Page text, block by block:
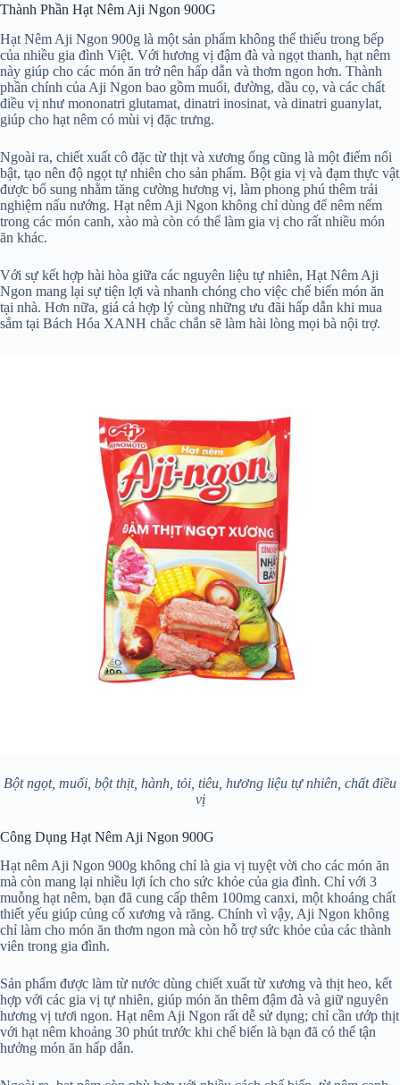
Thành Phần Hạt Nêm Aji Ngon 900G
Hạt Nêm Aji Ngon 900g là một sản phẩm không thể thiếu trong bếp
của nhiều gia đình Việt. Với hương vị đậm đà và ngọt thanh, hạt nêm
này giúp cho các món ăn trở nên hấp dẫn và thơm ngon hơn. Thành
phần chính của Aji Ngon bao gồm muối, đường, dầu cọ, và các chất
điều vị như mononatri glutamat, dinatri inosinat, và dinatri guanylat,
giúp cho hạt nêm có mùi vị đặc trưng.
Ngoài ra, chiết xuất cô đặc từ thịt và xương ống cũng là một điểm nổi
bật, tạo nên độ ngọt tự nhiên cho sản phẩm. Bột gia vị và đạm thực vật
được bổ sung nhằm tăng cường hương vị, làm phong phú thêm trải
nghiệm nấu nướng. Hạt nêm Aji Ngon không chỉ dùng để nêm nếm
trong các món canh, xào mà còn có thể làm gia vị cho rất nhiều món
ăn khác.
Với sự kết hợp hài hòa giữa các nguyên liệu tự nhiên, Hạt Nêm Aji
Ngon mang lại sự tiện lợi và nhanh chóng cho việc chế biến món ăn
tại nhà. Hơn nữa, giá cả hợp lý cùng những ưu đãi hấp dẫn khi mua
sắm tại Bách Hóa XANH chắc chắn sẽ làm hài lòng mọi bà nội trợ.
Bột ngọt, muối, bột thịt, hành, tỏi, tiêu, hương liệu tự nhiên, chất điều
vị
Công Dụng Hạt Nêm Aji Ngon 900G
Hạt nêm Aji Ngon 900g không chỉ là gia vị tuyệt vời cho các món ăn
mà còn mang lại nhiều lợi ích cho sức khỏe của gia đình. Chỉ với 3
muỗng hạt nêm, bạn đã cung cấp thêm 100mg canxi, một khoáng chất
thiết yếu giúp củng cố xương và răng. Chính vì vậy, Aji Ngon không
chỉ làm cho món ăn thơm ngon mà còn hỗ trợ sức khỏe của các thành
viên trong gia đình.
Sản phẩm được làm từ nước dùng chiết xuất từ xương và thịt heo, kết
hợp với các gia vị tự nhiên, giúp món ăn thêm đậm đà và giữ nguyên
hương vị tươi ngon. Hạt nêm Aji Ngon rất dễ sử dụng; chỉ cần ướp thịt
với hạt nêm khoảng 30 phút trước khi chế biến là bạn đã có thể tận
hưởng món ăn hấp dẫn.